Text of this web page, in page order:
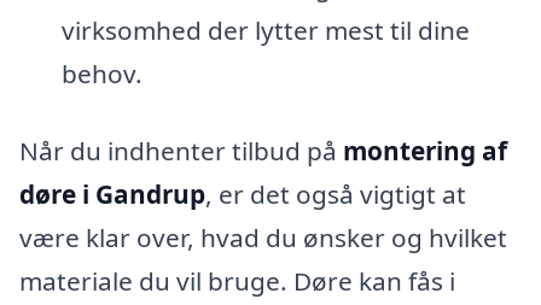
virksomhed der lytter mest til dine
behov.
Når du indhenter tilbud på montering af
døre i Gandrup, er det også vigtigt at
være klar over, hvad du ønsker og hvilket
materiale du vil bruge. Døre kan fås i